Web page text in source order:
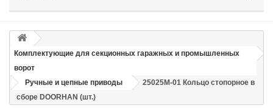
Комплектующие для секционных гаражных и промышленных
ворот
Ручные и цепные приводы
25025M-01 Кольцо стопорное в
сборе DOORHAN (шт.)
Email
Способ доставки
Время доставки: стоимость доставки по тарифам СДЭК